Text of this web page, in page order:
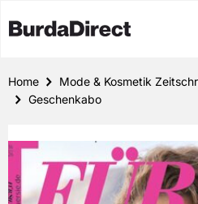
Home Mode & Kosmetik
Geschenkabo